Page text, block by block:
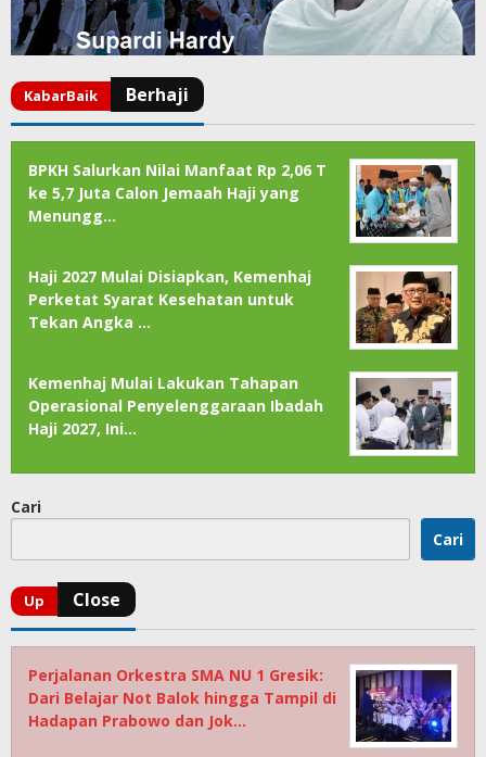
BPKH Salurkan Nilai Manfaat Rp 2,06 T
ke 5,7 Juta Calon Jemaah Haji yang
Menungg…
Haji 2027 Mulai Disiapkan, Kemenhaj
Perketat Syarat Kesehatan untuk
Tekan Angka …
Kemenhaj Mulai Lakukan Tahapan
Operasional Penyelenggaraan Ibadah
Haji 2027, Ini…
Cari
Cari
Perjalanan Orkestra SMA NU 1 Gresik:
Dari Belajar Not Balok hingga Tampil di
Hadapan Prabowo dan Jok…